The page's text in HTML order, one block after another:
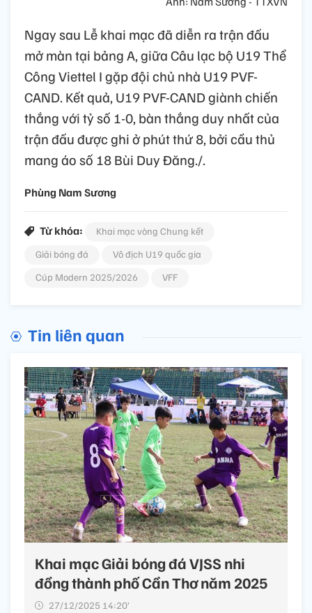
Ngay sau Lễ khai mạc đã diễn ra trận đấu
mở màn tại bảng A, giữa Câu lạc bộ U19 Thể
Công Viettel I gặp đội chủ nhà U19 PVF-
CAND. Kết quả, U19 PVF-CAND giành chiến
thắng với tỷ số 1-0, bàn thắng duy nhất của
trận đấu được ghi ở phút thứ 8, bởi cầu thủ
mang áo số 18 Bùi Duy Đăng./.
Phùng Nam Sương
Từ khóa:
Khai mạc vòng Chung kết
Giải bóng đá
Vô địch U19 quốc gia
Cúp Modern 2025/2026
VFF
Tin liên quan
Khai mạc Giải bóng đá VJSS nhi
đồng thành phố Cần Thơ năm 2025
27/12/2025 14:20’